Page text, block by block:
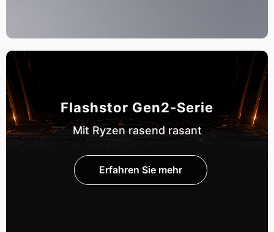
Flashstor Gen2-Serie
Mit Ryzen rasend rasant
Erfahren Sie mehr